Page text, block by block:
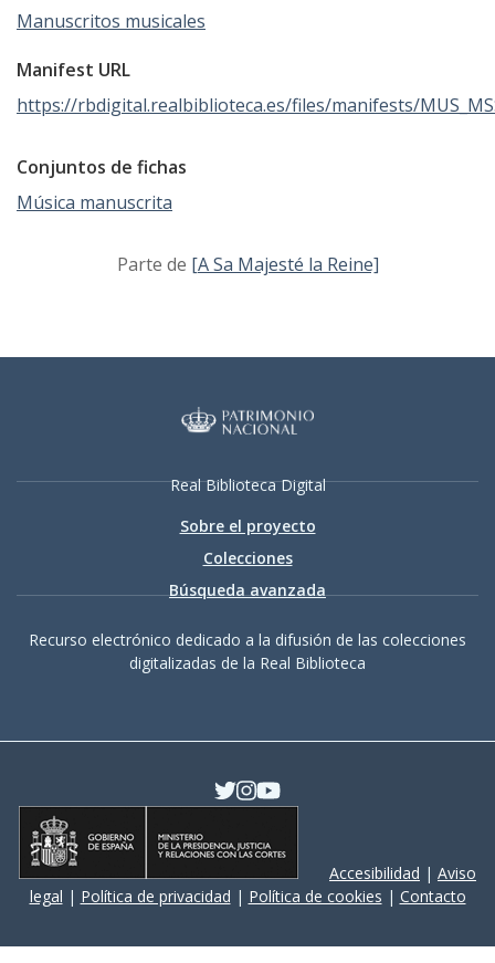
Manuscritos musicales
Manifest URL
https://rbdigital.realbiblioteca.es/files/manifests/
Conjuntos de fichas
Música manuscrita
Parte de [A Sa Majesté la Reine]
Real Biblioteca Digital
Sobre el proyecto
Colecciones
Búsqueda avanzada
Recurso electrónico dedicado a la difusión de las colecciones
digitalizadas de la Real Biblioteca
Accesibilidad | Aviso
legal | Política de privacidad | Política de cookies | Contacto